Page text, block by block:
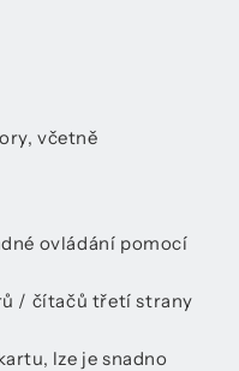
včetně
ovládání pomocí
/ čítačů třetí strany
lze je snadno